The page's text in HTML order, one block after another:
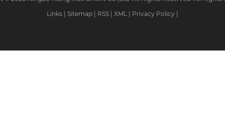
Links | Sitemap | RSS | XML | Privacy Policy |